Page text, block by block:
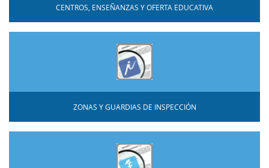
CENTROS, ENSEÑANZAS Y OFERTA EDUCATIVA
ZONAS Y GUARDIAS DE INSPECCIÓN